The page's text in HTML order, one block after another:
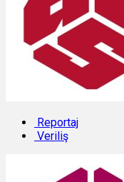
Reportaj
Veriliş